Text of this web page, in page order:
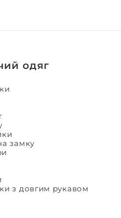
одяг
замку
з довгим рукавом